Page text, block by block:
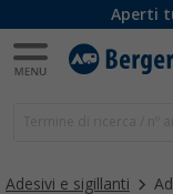
Aperti
Adesivi e sigillanti